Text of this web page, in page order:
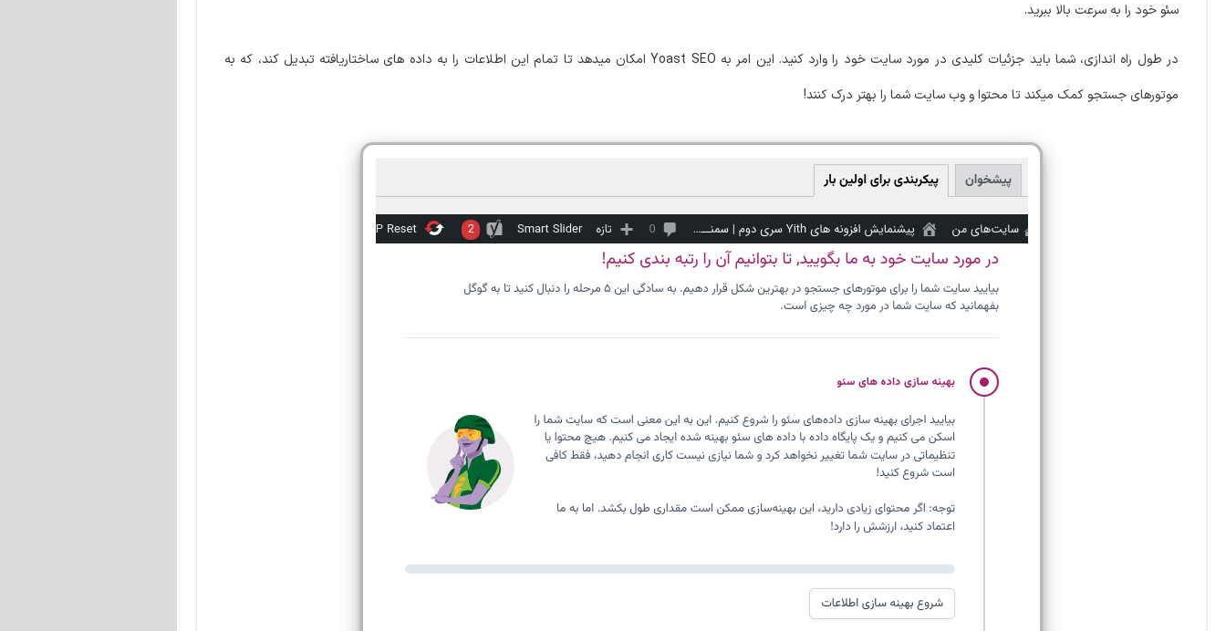
سئو خود را به سرعت بالا ببرید.
در طول راه اندازی، شما باید جزئیات کلیدی در مورد سایت خود را وارد کنید. این امر به Yoast SEO امکان میدهد تا تمام این اطلاعات را به داده های ساختاریافته تبدیل کند، که به
موتورهای جستجو کمک میکند تا محتوا و وب سایت شما را بهتر درک کنند!